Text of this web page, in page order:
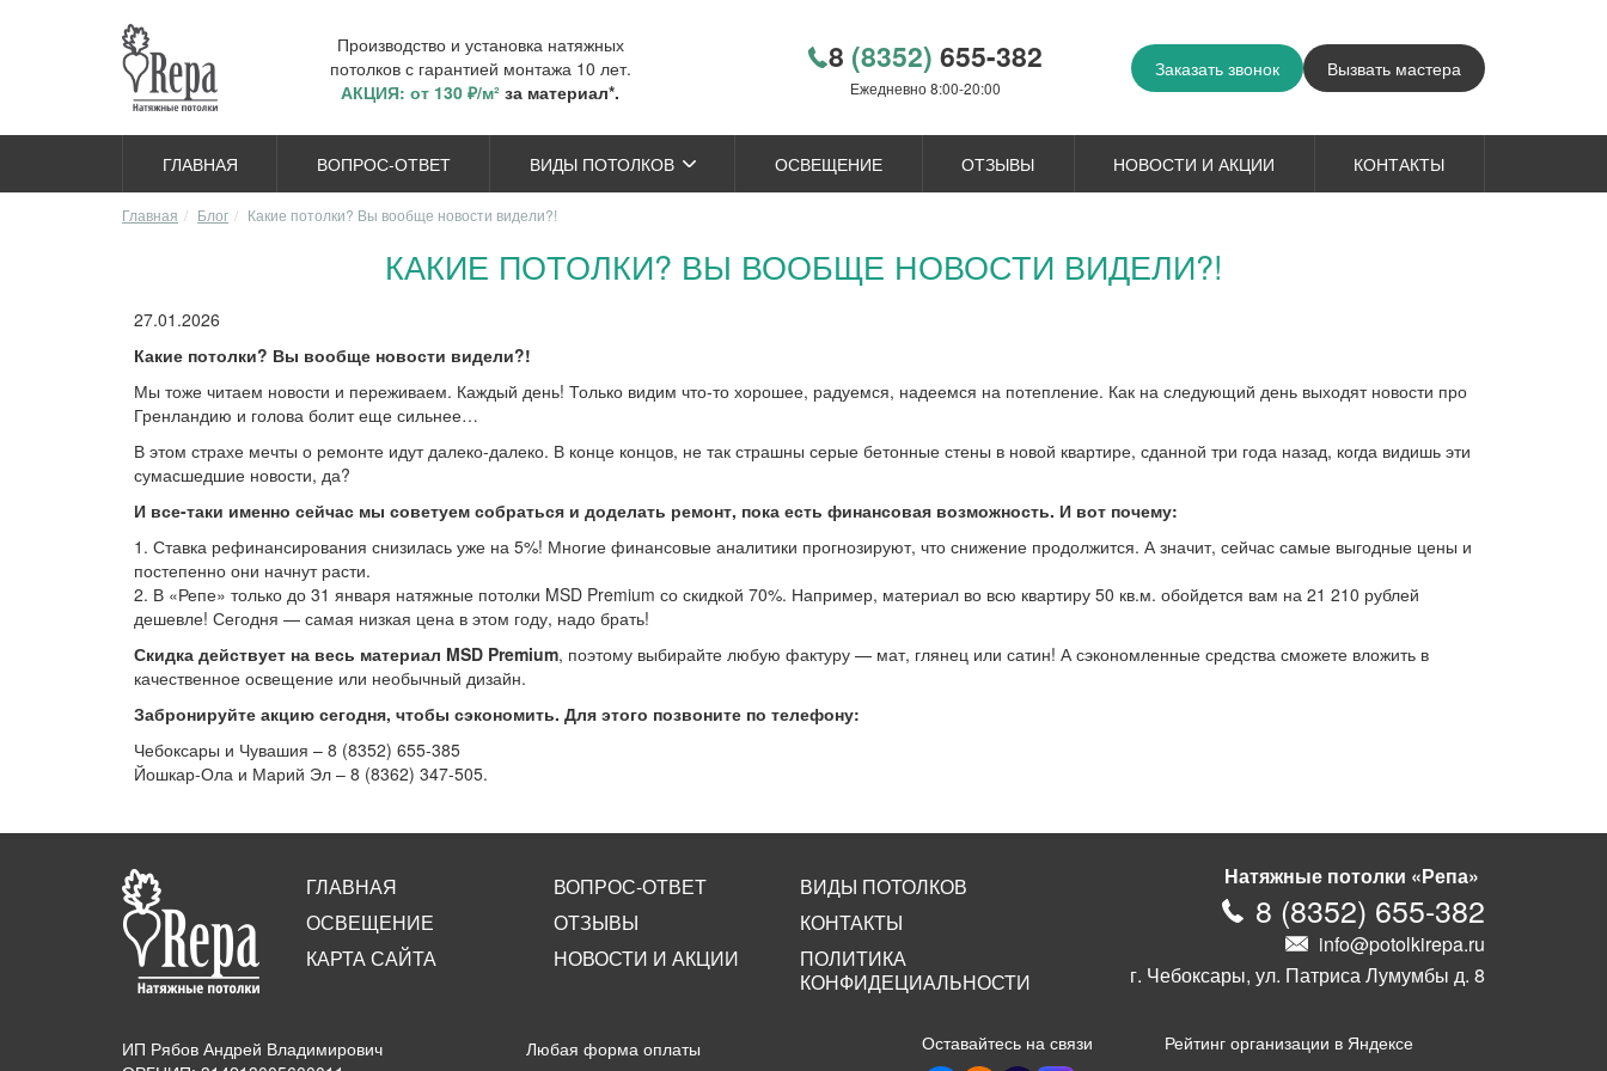
Производство и установка натяжных
потолков с гарантией монтажа 10 лет.
АКЦИЯ: от 130 ₽/м² за материал*.
8 (8352) 655-382
Ежедневно 8:00-20:00
Заказать звонок Вызвать мастера
ГЛАВНАЯ ВОПРОС-ОТВЕТ ВИДЫ ПОТОЛКОВ ОСВЕЩЕНИЕ ОТЗЫВЫ НОВОСТИ И АКЦИИ КОНТАКТЫ
Главная Блог Какие потолки? Вы вообще новости видели?!
КАКИЕ ПОТОЛКИ? ВЫ ВООБЩЕ НОВОСТИ ВИДЕЛИ?!
27.01.2026
Какие потолки? Вы вообще новости видели?!
Мы тоже читаем новости и переживаем. Каждый день! Только видим что-то хорошее, радуемся, надеемся на потепление. Как на следующий день выходят новости про
Гренландию и голова болит еще сильнее…
В этом страхе мечты о ремонте идут далеко-далеко. В конце концов, не так страшны серые бетонные стены в новой квартире, сданной три года назад, когда видишь эти
сумасшедшие новости, да?
И все-таки именно сейчас мы советуем собраться и доделать ремонт, пока есть финансовая возможность. И вот почему:
1. Ставка рефинансирования снизилась уже на 5%! Многие финансовые аналитики прогнозируют, что снижение продолжится. А значит, сейчас самые выгодные цены и
постепенно они начнут расти.
2. В «Репе» только до 31 января натяжные потолки MSD Premium со скидкой 70%. Например, материал во всю квартиру 50 кв.м. обойдется вам на 21 210 рублей
дешевле! Сегодня — самая низкая цена в этом году, надо брать!
Скидка действует на весь материал MSD Premium, поэтому выбирайте любую фактуру — мат, глянец или сатин! А сэкономленные средства сможете вложить в
качественное освещение или необычный дизайн.
Забронируйте акцию сегодня, чтобы сэкономить. Для этого позвоните по телефону:
Чебоксары и Чувашия – 8 (8352) 655-385
Йошкар-Ола и Марий Эл – 8 (8362) 347-505.
Натяжные потолки «Репа»
8 (8352) 655-382
info@potolkirepa.ru
г. Чебоксары, ул. Патриса Лумумбы д. 8
ГЛАВНАЯ ВОПРОС-ОТВЕТ
ВИДЫ ПОТОЛКОВ
ОСВЕЩЕНИЕ
ОТЗЫВЫ
КОНТАКТЫ
КАРТА САЙТА
НОВОСТИ И АКЦИИ
ПОЛИТИКА
КОНФИДЕЦИАЛЬНОСТИ
ИП Рябов Андрей Владимирович
Любая форма оплаты Оставайтесь на связи Рейтинг организации в Яндексе